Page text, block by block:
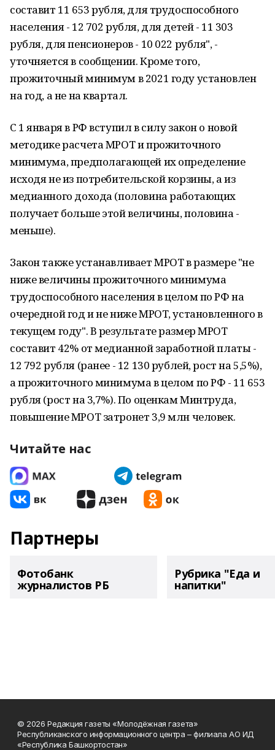
составит 11 653 рубля, для трудоспособного
населения - 12 702 рубля, для детей - 11 303
рубля, для пенсионеров - 10 022 рубля", -
уточняется в сообщении. Кроме того,
прожиточный минимум в 2021 году установлен
на год, а не на квартал.
С 1 января в РФ вступил в силу закон о новой
методике расчета МРОТ и прожиточного
минимума, предполагающей их определение
исходя не из потребительской корзины, а из
медианного дохода (половина работающих
получает больше этой величины, половина -
меньше).
Закон также устанавливает МРОТ в размере "не
ниже величины прожиточного минимума
трудоспособного населения в целом по РФ на
очередной год и не ниже МРОТ, установленного в
текущем году". В результате размер МРОТ
составит 42% от медианной заработной платы -
12 792 рубля (ранее - 12 130 рублей, рост на 5,5%),
а прожиточного минимума в целом по РФ - 11 653
рубля (рост на 3,7%). По оценкам Минтруда,
повышение МРОТ затронет 3,9 млн человек.
Читайте нас
Партнеры
Фотобанк
журналистов РБ
Рубрика "Еда и
напитки"
© 2026 Редакция газеты «Молодёжная газета»
Республиканского информационного центра – филиала АО ИД
«Республика Башкортостан»